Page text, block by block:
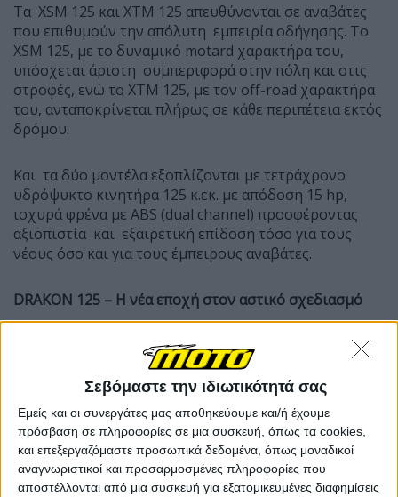
Σεβόμαστε την ιδιωτικότητά σας
Εμείς και οι συνεργάτες μας αποθηκεύουμε και/ή έχουμε
πρόσβαση σε πληροφορίες σε μια συσκευή, όπως τα cookies,
και επεξεργαζόμαστε προσωπικά δεδομένα, όπως μοναδικοί
αναγνωριστικοί και προσαρμοσμένες πληροφορίες που
αποστέλλονται από μια συσκευή για εξατομικευμένες διαφημίσεις
Τα XSM 125 και XTM 125 απευθύνονται σε αναβάτες
που επιθυμούν την απόλυτη εμπειρία οδήγησης. Το
XSM 125, με το δυναμικό motard χαρακτήρα του,
υπόσχεται άριστη συμπεριφορά στην πόλη και στις
στροφές, ενώ το XTM 125, με τον off-road χαρακτήρα
του, ανταποκρίνεται πλήρως σε κάθε περιπέτεια εκτός
δρόμου.
Και τα δύο μοντέλα εξοπλίζονται με τετράχρονο
υδρόψυκτο κινητήρα 125 κ.εκ. με απόδοση 15 hp,
ισχυρά φρένα με ABS (dual channel) προσφέροντας
αξιοπιστία και εξαιρετική επίδοση τόσο για τους
νέους όσο και για τους έμπειρους αναβάτες.
DRAKON 125 – Η νέα εποχή στον αστικό σχεδιασμό
Το DRAKON 125 έρχεται να θέσει νέα πρότυπα στις
μοτοσυκλέτες πόλης. Με επιθετικές γραμμές,
πρωτοποριακή εμφάνιση και έναν σύγχρονο, ισχυρό
υδρόψυκτο κινητήρα 125 κ.εκ. με απόδοση 15 hp,
ισχυρά φρένα με ABS (dual channel) και μοντέρνο TFT
πίνακα οργάνων, το DRAKON 125 συνδυάζει
τεχνολογία, επιδόσεις και design.